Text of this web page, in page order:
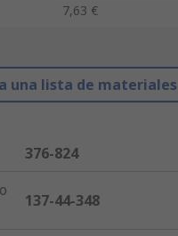
7,63 €
una lista de materiales
376-824
137-44-348